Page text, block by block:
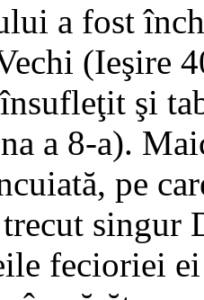
a fost
(Ieşire
şi
a 8-a).
pe
singur
fecioriei